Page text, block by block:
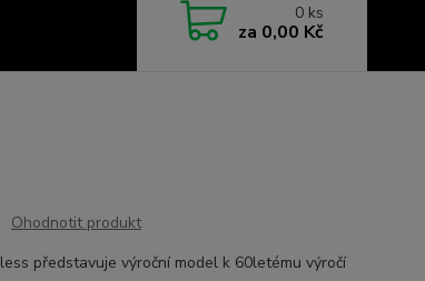
0 ks
za 0,00 Kč
Ohodnotit produkt
představuje výroční model k 60letému výročí